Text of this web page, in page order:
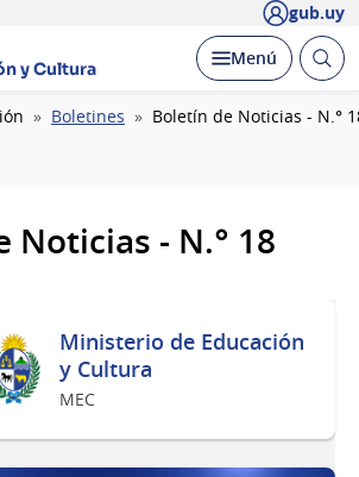
gub.uy
y Cultura
Desplegar
Menú Abrir
Boletines Boletín de Noticias - N.°
Noticias - N.° 18
Ministerio de Educación
y Cultura
MEC